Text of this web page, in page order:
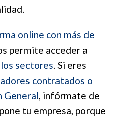
online con más de
permite acceder a
sectores. Si eres
contratados o
General, infórmate de
tu empresa, porque